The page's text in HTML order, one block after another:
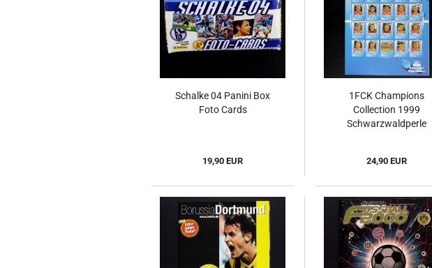
Schalke 04 Panini Box
Foto Cards
19,90 EUR
1FCK Champions
Collection 1999
Schwarzwaldperle
24,90 EUR